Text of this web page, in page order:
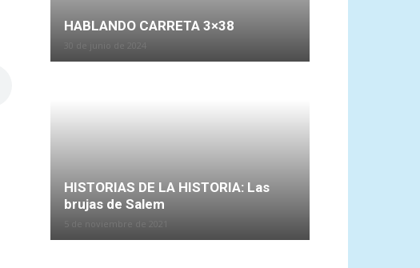
HABLANDO CARRETA 3×38
HISTORIAS DE LA HISTORIA: Las
brujas de Salem